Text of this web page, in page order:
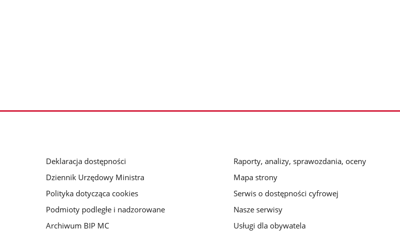
Deklaracja dostępności
Dziennik Urzędowy Ministra
Polityka dotycząca cookies
Podmioty podległe i nadzorowane
Archiwum BIP MC
Raporty, analizy, sprawozdania, oceny
Mapa strony
Serwis o dostępności cyfrowej
Nasze serwisy
Usługi dla obywatela